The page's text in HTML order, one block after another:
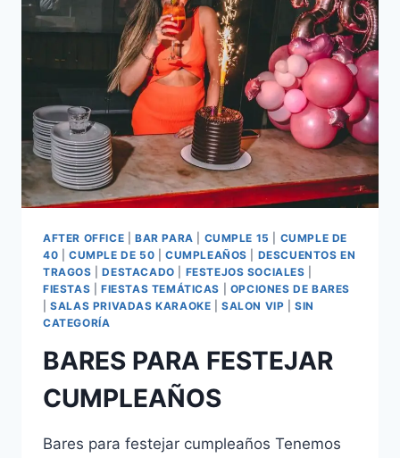
AFTER OFFICE BAR PARA CUMPLE 15
CUMPLE DE
40
CUMPLE DE 50 CUMPLEAÑOS
DESCUENTOS EN
TRAGOS |DESTACADO FESTEJOS SOCIALES
FIESTAS
FIESTAS TEMÁTICAS
OPCIONES DE BARES
|SALAS PRIVADAS KARAOKE |SALON VIP |SIN
CATEGORÍA
BARES PARA FESTEJAR
CUMPLEAÑOS
Bares para festejar cumpleaños Tenemos